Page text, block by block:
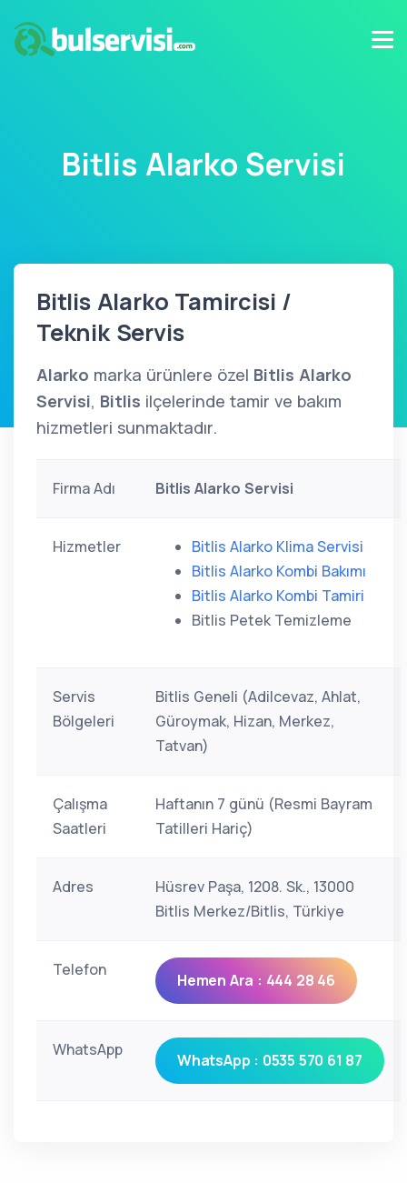
Bitlis Alarko Servisi
Bitlis Alarko Tamircisi /
Teknik Servis
Alarko marka ürünlere özel Bitlis Alarko
Servisi, Bitlis ilçelerinde tamir ve bakım
hizmetleri sunmaktadır.
Firma Adı Bitlis Alarko Servisi
Hizmetler
Bitlis Alarko Klima Servisi
Bitlis Alarko Kombi Bakımı
Bitlis Alarko Kombi Tamiri
Bitlis Petek Temizleme
Servis
Bölgeleri
Bitlis Geneli (Adilcevaz, Ahlat,
Güroymak, Hizan, Merkez,
Tatvan)
Çalışma
Saatleri
Haftanın 7 günü (Resmi Bayram
Tatilleri Hariç)
Adres
Hüsrev Paşa, 1208. Sk., 13000
Bitlis Merkez/Bitlis, Türkiye
Telefon
Hemen Ara : 444 28 46
WhatsApp
WhatsApp : 0535 570 61 87